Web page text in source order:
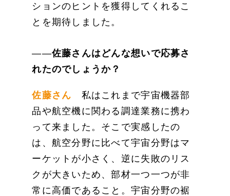
ションのヒントを獲得してくれるこ
とを期待しました。
――佐藤さんはどんな想いで応募さ
れたのでしょうか？
佐藤さん 私はこれまで宇宙機器部
品や航空機に関わる調達業務に携わ
って来ました。そこで実感したの
は、航空分野に比べて宇宙分野はマ
ーケットが小さく、逆に失敗のリス
クが大きいため、部材一つ一つが非
常に高価であること。宇宙分野の裾